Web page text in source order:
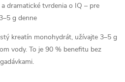
dramatické tvrdenia o IQ – pre
g denne
kreatín monohydrát, užívajte 3–5 g
vody. To je 90 % benefitu bez